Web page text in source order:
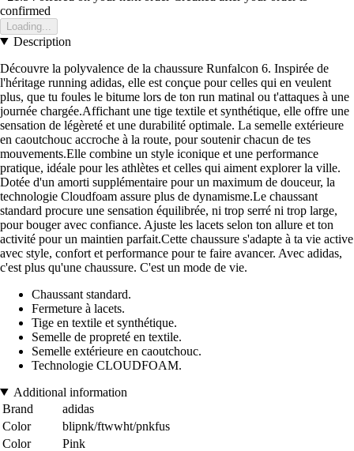
confirmed
Loading...
Description
Découvre la polyvalence de la chaussure Runfalcon 6. Inspirée de
l'héritage running adidas, elle est conçue pour celles qui en veulent
plus, que tu foules le bitume lors de ton run matinal ou t'attaques à une
journée chargée.Affichant une tige textile et synthétique, elle offre une
sensation de légèreté et une durabilité optimale. La semelle extérieure
en caoutchouc accroche à la route, pour soutenir chacun de tes
mouvements.Elle combine un style iconique et une performance
pratique, idéale pour les athlètes et celles qui aiment explorer la ville.
Dotée d'un amorti supplémentaire pour un maximum de douceur, la
technologie Cloudfoam assure plus de dynamisme.Le chaussant
standard procure une sensation équilibrée, ni trop serré ni trop large,
pour bouger avec confiance. Ajuste les lacets selon ton allure et ton
activité pour un maintien parfait.Cette chaussure s'adapte à ta vie active
avec style, confort et performance pour te faire avancer. Avec adidas,
c'est plus qu'une chaussure. C'est un mode de vie.
Chaussant standard.
Fermeture à lacets.
Tige en textile et synthétique.
Semelle de propreté en textile.
Semelle extérieure en caoutchouc.
Technologie CLOUDFOAM.
Additional information
Brand
adidas
Color
blipnk/ftwwht/pnkfus
Color
Pink